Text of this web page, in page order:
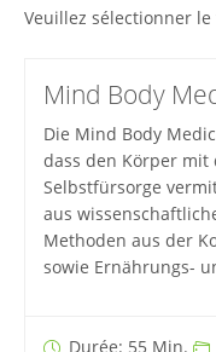
Veuillez sélectionner
Mind Body
Die Mind Body
dass den Körper mit
Selbstfürsorge
aus
Methoden aus der
sowie Ernährungs-
Durée: 55 Min.